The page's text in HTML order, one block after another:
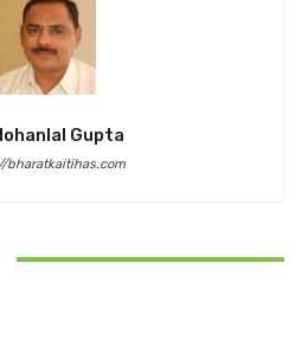
Gupta
bharatkaitihas.com